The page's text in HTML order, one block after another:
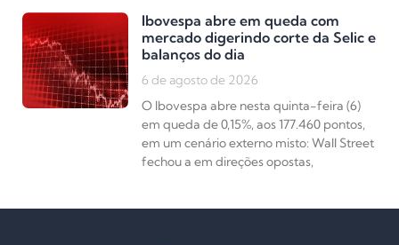
Ibovespa abre em queda com
mercado digerindo corte da Selic e
balanços do dia
6 de agosto de 2026
O Ibovespa abre nesta quinta-feira (6)
em queda de 0,15%, aos 177.460 pontos,
em um cenário externo misto: Wall Street
fechou a em direções opostas,